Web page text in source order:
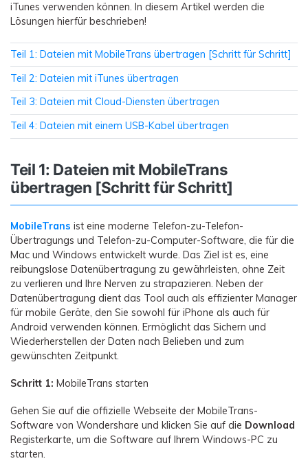
iTunes verwenden können. In diesem Artikel werden die
Lösungen hierfür beschrieben!
Teil 1: Dateien mit MobileTrans übertragen [Schritt für Schritt]
Teil 2: Dateien mit iTunes übertragen
Teil 3: Dateien mit Cloud-Diensten übertragen
Teil 4: Dateien mit einem USB-Kabel übertragen
Teil 1: Dateien mit MobileTrans
übertragen [Schritt für Schritt]
MobileTrans ist eine moderne Telefon-zu-Telefon-
Übertragungs und Telefon-zu-Computer-Software, die für die
Mac und Windows entwickelt wurde. Das Ziel ist es, eine
reibungslose Datenübertragung zu gewährleisten, ohne Zeit
zu verlieren und Ihre Nerven zu strapazieren. Neben der
Datenübertragung dient das Tool auch als effizienter Manager
für mobile Geräte, den Sie sowohl für iPhone als auch für
Android verwenden können. Ermöglicht das Sichern und
Wiederherstellen der Daten nach Belieben und zum
gewünschten Zeitpunkt.
Schritt 1: MobileTrans starten
Gehen Sie auf die offizielle Webseite der MobileTrans-
Software von Wondershare und klicken Sie auf die Download
Registerkarte, um die Software auf Ihrem Windows-PC zu
starten.